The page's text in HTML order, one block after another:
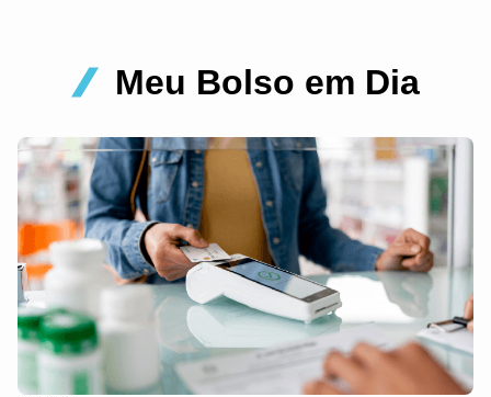
Meu Bolso em Dia